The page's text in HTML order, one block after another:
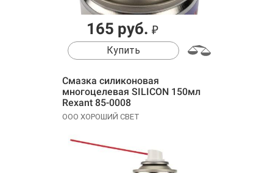
165 руб. ₽
Купить
Смазка силиконовая
многоцелевая SILICON 150мл
Rexant 85-0008
ООО ХОРОШИЙ СВЕТ